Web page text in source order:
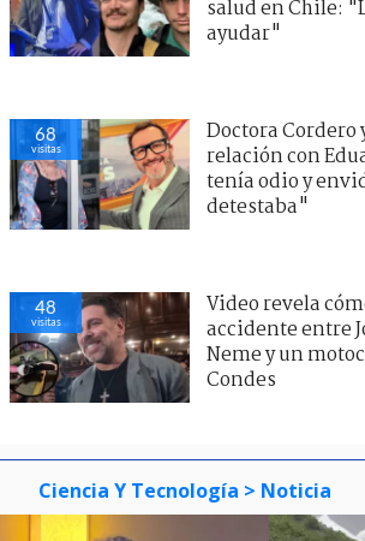
salud en Chile:
ayudar"
68
visitas
Doctora Cordero
relación con
tenía odio y
detestaba"
48
visitas
Video revela
accidente entre
Neme y un
Condes
Ciencia Y Tecnología > Noticia